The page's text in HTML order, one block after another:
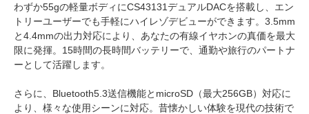
わずか55gの軽量ボディにCS43131デュアルDACを搭載し、エン
トリーユーザーでも手軽にハイレゾデビューができます。3.5mm
と4.4mmの出力対応により、あなたの有線イヤホンの真価を最大
限に発揮。15時間の長時間バッテリーで、通勤や旅行のパートナ
ーとして活躍します。
さらに、Bluetooth5.3送信機能とmicroSD（最大256GB）対応に
より、様々な使用シーンに対応。昔懐かしい体験を現代の技術で